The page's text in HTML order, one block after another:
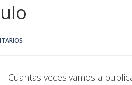
Cuantas veces vamos a